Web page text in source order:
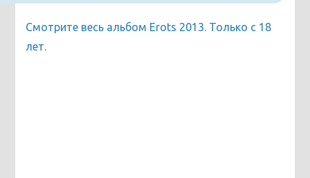
Смотрите весь альбом Erots 2013. Только с 18
лет.